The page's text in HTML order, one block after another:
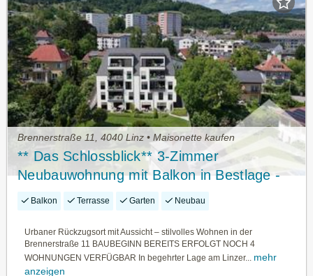
Brennerstraße 11, 4040 Linz • Maisonette kaufen
** Das Schlossblick** 3-Zimmer
Neubauwohnung mit Balkon in Bestlage -
TOP 4
Balkon Terrasse Garten Neubau
Urbaner Rückzugsort mit Aussicht – stilvolles Wohnen in der
Brennerstraße 11 BAUBEGINN BEREITS ERFOLGT NOCH 4
WOHNUNGEN VERFÜGBAR In begehrter Lage am Linzer... mehr
anzeigen